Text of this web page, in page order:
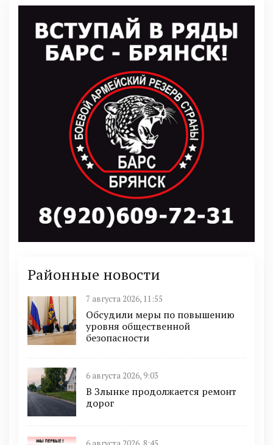
Районные новости
7 августа 2026, 11:55
Обсудили меры по повышению
уровня общественной
безопасности
6 августа 2026, 9:03
В Злынке продолжается ремонт
дорог